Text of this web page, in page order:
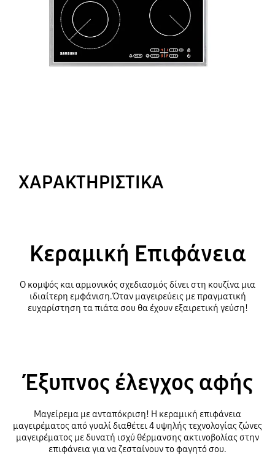
ΧΑΡΑΚΤΗΡΙΣΤΙΚΑ
Κεραμική Επιφάνεια
Ο κομψός και αρμονικός σχεδιασμός δίνει στη κουζίνα μια
ιδιαίτερη εμφάνιση.Όταν μαγειρεύεις με πραγματική
ευχαρίστηση τα πιάτα σου θα έχουν εξαιρετική γεύση!
Έξυπνος έλεγχος αφής
Μαγείρεμα με ανταπόκριση! Η κεραμική επιφάνεια
μαγειρέματος από γυαλί διαθέτει 4 υψηλής τεχνολογίας ζώνες
μαγειρέματος με δυνατή ισχύ θέρμανσης ακτινοβολίας στην
επιφάνεια για να ζεσταίνουν το φαγητό σου.